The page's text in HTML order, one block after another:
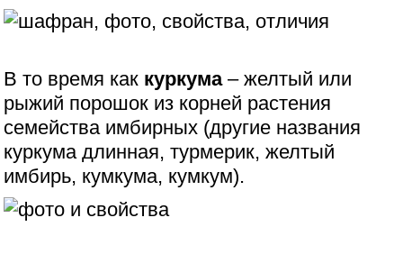
В то время как куркума– желтый или
рыжий порошок из корней растения
семейства имбирных (другие названия
куркума длинная, турмерик, желтый
имбирь, кумкума, кумкум).